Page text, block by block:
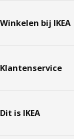
Winkelen bij IKEA
Klantenservice
Dit is IKEA